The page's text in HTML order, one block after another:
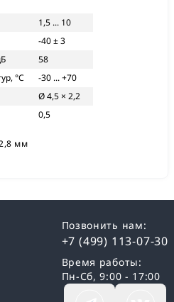
1,5 ... 10
-40 ± 3
58
°С
-30 ... +70
Ø 4,5 × 2,2
0,5
мм
Позвонить нам:
+7 (499) 113-07-30
Время работы:
Пн-Сб, 9:00 - 17:00